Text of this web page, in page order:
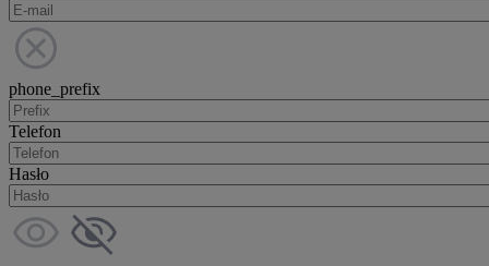
phone_prefix
Telefon
Hasło